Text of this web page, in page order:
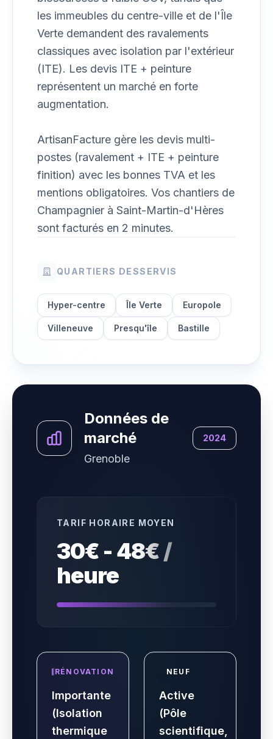
les immeubles du centre-ville et de l'Île
Verte demandent des ravalements
classiques avec isolation par l'extérieur
(ITE). Les devis ITE + peinture
représentent un marché en forte
augmentation.
ArtisanFacture gère les devis multi-
postes (ravalement + ITE + peinture
finition) avec les bonnes TVA et les
mentions obligatoires. Vos chantiers de
Champagnier à Saint-Martin-d'Hères
sont facturés en 2 minutes.
QUARTIERS DESSERVIS
Hyper-centre Île Verte Europole
Villeneuve Presqu'île Bastille
Données de
marché
Grenoble
2024
TARIF HORAIRE MOYEN
30€ - 48€ /
heure
RÉNOVATION
Importante
(Isolation
thermique
NEUF
Active
(Pôle
scientifique,